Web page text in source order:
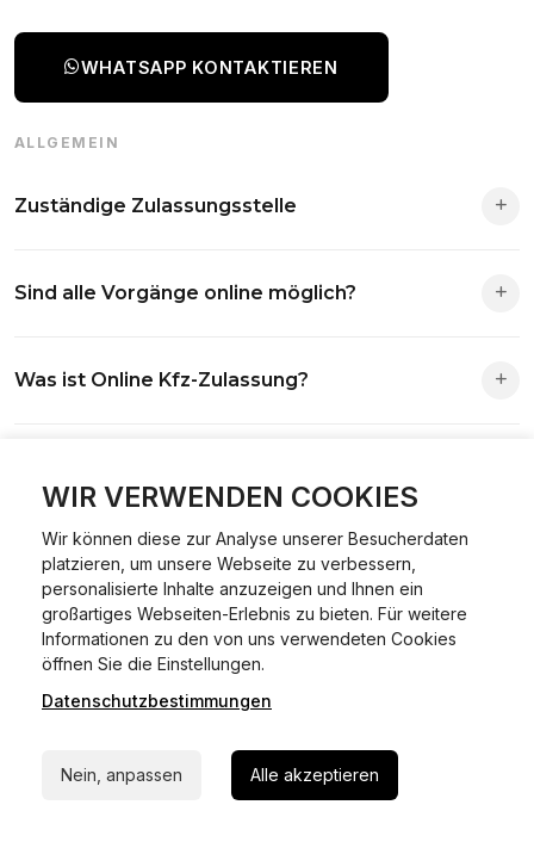
WIR VERWENDEN COOKIES
Wir können diese zur Analyse unserer Besucherdaten
platzieren, um unsere Webseite zu verbessern,
personalisierte Inhalte anzuzeigen und Ihnen ein
großartiges Webseiten-Erlebnis zu bieten. Für weitere
Informationen zu den von uns verwendeten Cookies
öffnen Sie die Einstellungen.
Datenschutzbestimmungen
Nein, anpassen Alle akzeptieren
WHATSAPP KONTAKTIEREN
ALLGEMEIN
Zuständige Zulassungsstelle
Antrag wird automatisch an die richtige Stelle weitergeleitet.
Sind alle Vorgänge online möglich?
Abmeldungen für Fahrzeuge mit Erstzulassung vor dem
Was ist Online Kfz-Zulassung?
Dokumentprüfung und Bezahlung.
Zeitersparnis, flexible Durchführung, kein Besuch der
Behörde notwendig.
Welche Unterlagen werden benötigt?
Fahrzeugbrief, Fahrzeugschein, Ausweis oder Reisepass,
Versicherungsnachweis, falls erforderlich TÜV-Bericht.
Wie sicher ist das Verfahren?
Die Prozesse laufen über gesicherte Verbindungen mit